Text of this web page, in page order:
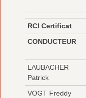
RCI Certificat
CONDUCTEUR
LAUBACHER
Patrick
VOGT Freddy